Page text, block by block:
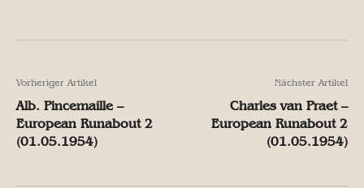
Vorheriger Artikel
Alb. Pincemaille –
European Runabout 2
(01.05.1954)
Nächster Artikel
Charles van Praet –
European Runabout 2
(01.05.1954)